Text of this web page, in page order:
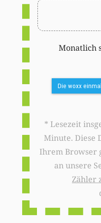
Monatlich
Die woxx
* Lesezeit
Minute. Diese
Ihrem Browser
an unsere
Zähler